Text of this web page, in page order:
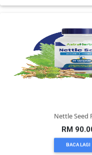
Nettle Seed
RM
BACA LAGI
TERENGGANU(12)
SABAH(0)